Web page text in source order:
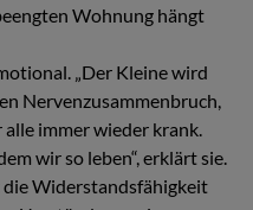
Wohnung hängt
„Der Kleine wird
Nervenzusammenbruch,
immer wieder krank.
wir so leben“, erklärt sie.
Widerstandsfähigkeit